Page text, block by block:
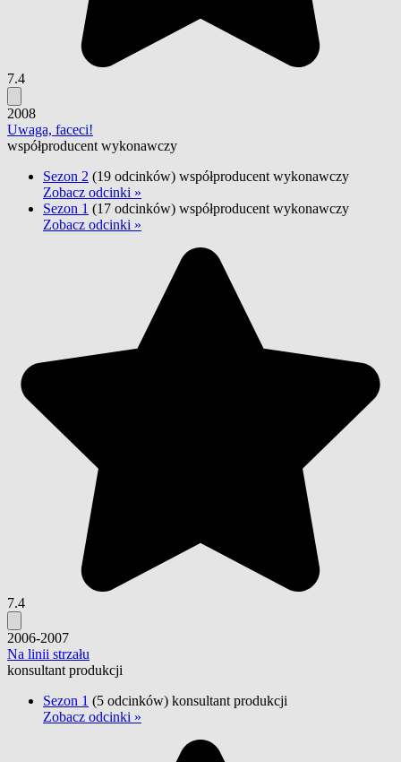
7.4
2008
Uwaga, faceci!
współproducent wykonawczy
Sezon 2 (19 odcinków) współproducent wykonawczy
Zobacz odcinki »
Sezon 1 (17 odcinków) współproducent wykonawczy
Zobacz odcinki »
7.4
2006-2007
Na linii strzału
konsultant produkcji
Sezon 1 (5 odcinków) konsultant produkcji
Zobacz odcinki »